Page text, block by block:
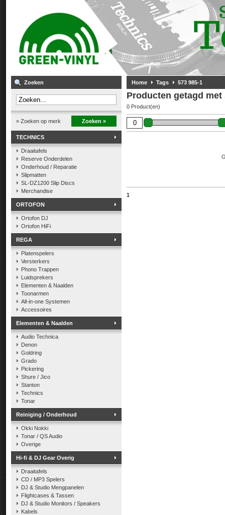
Zoeken
» Zoeken op merk Zoeken »
TECHNICS
Draaitafels
Reserve Onderdelen
Onderhoud / Reparatie
Slipmatten
SL-DZ1200 Slip Discs
Merchandise
ORTOFON
Ortofon DJ
Ortofon HiFi
REGA
Platenspelers
Versterkers
Phono Trappen
Luidsprekers
Elementen & Naalden
Toonarmen
All-in-one Systemen
Accessoires
Elementen & Naalden
Audio Technica
Denon
Goldring
Grado
Pickering
Shure / Jico
Stanton
Technics
Tonar
Reiniging / Onderhoud
Okki Nokki
Tonar / QS Audio
Overige
Hi-fi & DJ Gear Overig
Draaitafels
CD / MP3 Spelers
DJ & Studio Mengpanelen
Flightcases & Tassen
DJ & Studio Monitors / Speakers
Kabels
Home Tags 573 985-1
Producten getagd met
0 Product(en)
1